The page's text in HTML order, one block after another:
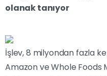
olanak tanıyor
İşlev, 8 milyondan fazla
Amazon ve Whole Foods